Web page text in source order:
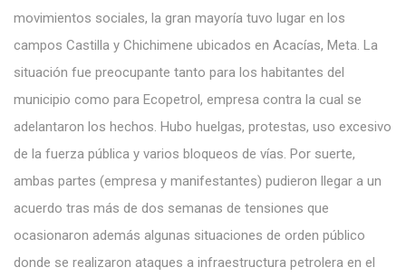
movimientos sociales, la gran mayoría tuvo lugar en los
campos Castilla y Chichimene ubicados en Acacías, Meta. La
situación fue preocupante tanto para los habitantes del
municipio como para Ecopetrol, empresa contra la cual se
adelantaron los hechos. Hubo huelgas, protestas, uso excesivo
de la fuerza pública y varios bloqueos de vías. Por suerte,
ambas partes (empresa y manifestantes) pudieron llegar a un
acuerdo tras más de dos semanas de tensiones que
ocasionaron además algunas situaciones de orden público
donde se realizaron ataques a infraestructura petrolera en el